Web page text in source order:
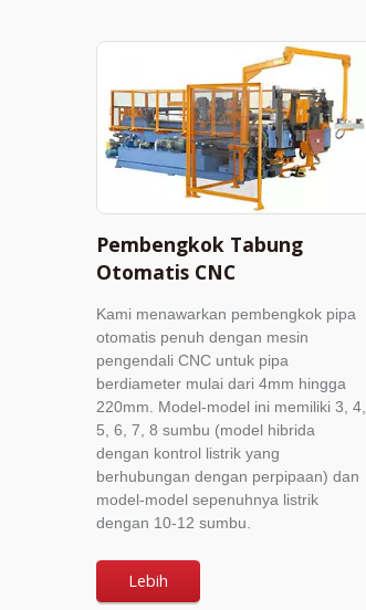
Pembengkok Tabung
Otomatis CNC
Kami menawarkan pembengkok pipa
otomatis penuh dengan mesin
pengendali CNC untuk pipa
berdiameter mulai dari 4mm hingga
220mm. Model-model ini memiliki 3, 4,
5, 6, 7, 8 sumbu (model hibrida
dengan kontrol listrik yang
berhubungan dengan perpipaan) dan
model-model sepenuhnya listrik
dengan 10-12 sumbu.
Lebih